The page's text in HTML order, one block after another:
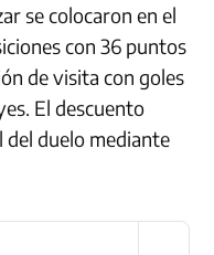
se colocaron en el
con 36 puntos
de visita con goles
El descuento
del duelo mediante